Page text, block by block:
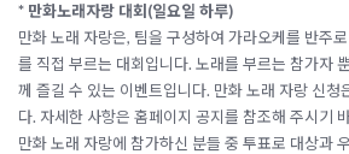
* 만화노래자랑 대회(일요일 하루)
만화 노래 자랑은, 팀을 구성하여 가라오케를 반주
를 직접 부르는 대회입니다. 노래를 부르는 참가자
께 즐길 수 있는 이벤트입니다. 만화 노래 자랑 신청
다. 자세한 사항은 홈페이지 공지를 참조해 주시기
만화 노래 자랑에 참가하신 분들 중 투표로 대상과